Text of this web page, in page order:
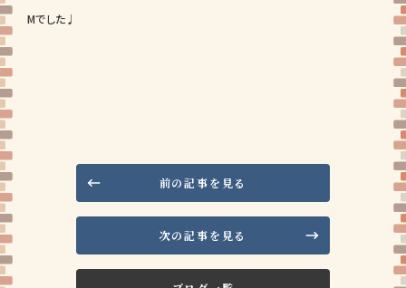
Mでした♩
前の記事を見る
次の記事を見る